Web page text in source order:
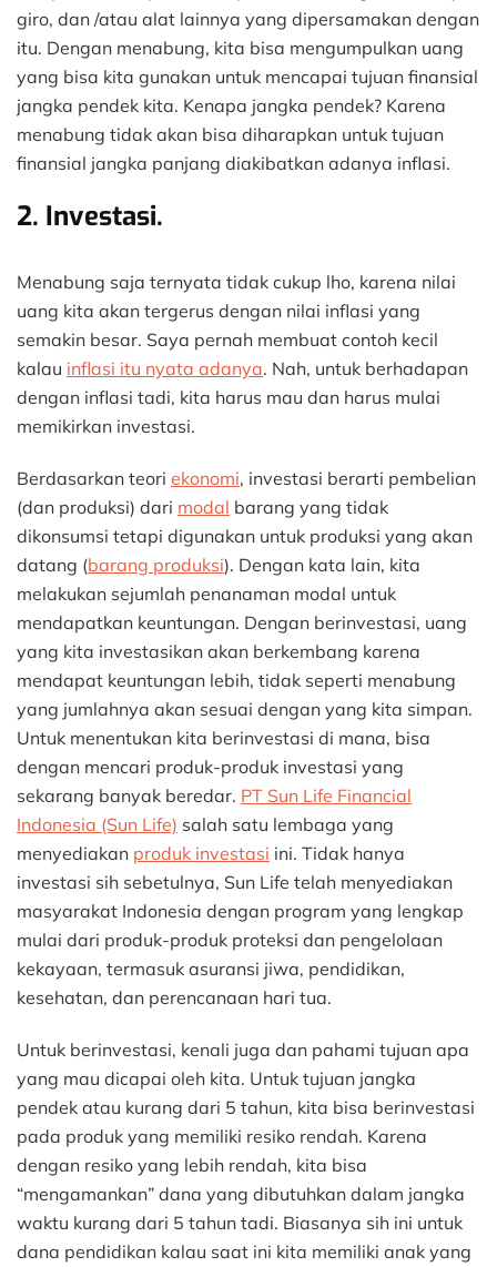
giro, dan /atau alat lainnya yang dipersamakan dengan
itu. Dengan menabung, kita bisa mengumpulkan uang
yang bisa kita gunakan untuk mencapai tujuan finansial
jangka pendek kita. Kenapa jangka pendek? Karena
menabung tidak akan bisa diharapkan untuk tujuan
finansial jangka panjang diakibatkan adanya inflasi.
2. Investasi.
Menabung saja ternyata tidak cukup lho, karena nilai
uang kita akan tergerus dengan nilai inflasi yang
semakin besar. Saya pernah membuat contoh kecil
kalau inflasi itu nyata adanya. Nah, untuk berhadapan
dengan inflasi tadi, kita harus mau dan harus mulai
memikirkan investasi.
Berdasarkan teori ekonomi, investasi berarti pembelian
(dan produksi) dari modal barang yang tidak
dikonsumsi tetapi digunakan untuk produksi yang akan
datang (barang produksi). Dengan kata lain, kita
melakukan sejumlah penanaman modal untuk
mendapatkan keuntungan. Dengan berinvestasi, uang
yang kita investasikan akan berkembang karena
mendapat keuntungan lebih, tidak seperti menabung
yang jumlahnya akan sesuai dengan yang kita simpan.
Untuk menentukan kita berinvestasi di mana, bisa
dengan mencari produk-produk investasi yang
sekarang banyak beredar. PT Sun Life Financial
Indonesia (Sun Life) salah satu lembaga yang
menyediakan produk investasi ini. Tidak hanya
investasi sih sebetulnya, Sun Life telah menyediakan
masyarakat Indonesia dengan program yang lengkap
mulai dari produk-produk proteksi dan pengelolaan
kekayaan, termasuk asuransi jiwa, pendidikan,
kesehatan, dan perencanaan hari tua.
Untuk berinvestasi, kenali juga dan pahami tujuan apa
yang mau dicapai oleh kita. Untuk tujuan jangka
pendek atau kurang dari 5 tahun, kita bisa berinvestasi
pada produk yang memiliki resiko rendah. Karena
dengan resiko yang lebih rendah, kita bisa
“mengamankan” dana yang dibutuhkan dalam jangka
waktu kurang dari 5 tahun tadi. Biasanya sih ini untuk
dana pendidikan kalau saat ini kita memiliki anak yang